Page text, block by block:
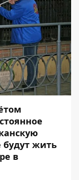
будут жить
в